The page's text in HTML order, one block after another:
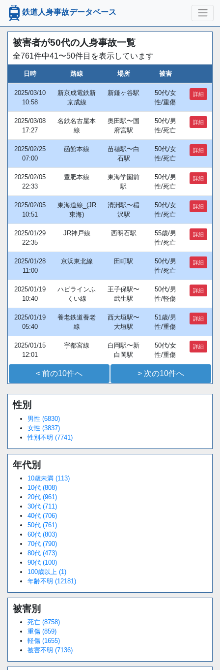
鉄道人身事故データベース
被害者が50代の人身事故一覧
全761件中41〜50件目を表示しています
日時 路線 場所 被害
2025/03/10
10:58
新京成電鉄新
京成線
新鎌ヶ谷駅
50代/女
性/重傷
詳細
2025/03/08
17:27
名鉄名古屋本
線
奥田駅〜国
府宮駅
50代/男
性/死亡
詳細
2025/02/25
07:00
函館本線
苗穂駅〜白
石駅
50代/女
性/死亡
詳細
2025/02/05
22:33
豊肥本線
東海学園前
駅
50代/男
性/死亡
詳細
2025/02/05
10:51
東海道線_(JR
東海)
清洲駅〜稲
沢駅
50代/女
性/死亡
詳細
2025/01/29
22:35
JR神戸線 西明石駅
55歳/男
性/死亡
詳細
2025/01/28
11:00
京浜東北線 田町駅
50代/男
性/死亡
詳細
2025/01/19
10:40
ハピラインふ
くい線
王子保駅〜
武生駅
50代/男
性/軽傷
詳細
2025/01/19
05:40
養老鉄道養老
線
西大垣駅〜
大垣駅
51歳/男
性/重傷
詳細
2025/01/15
12:01
宇都宮線
白岡駅〜新
白岡駅
50代/女
性/重傷
詳細
< 前の10件へ > 次の10件へ
Unmute
性別
男性 (6830)
女性 (3837)
性別不明 (7741)
年代別
10歳未満 (113)
10代 (808)
20代 (961)
30代 (711)
40代 (706)
50代 (761)
60代 (803)
70代 (790)
80代 (473)
90代 (100)
100歳以上 (1)
年齢不明 (12181)
被害別
死亡 (8758)
重傷 (859)
軽傷 (1655)
被害不明 (7136)